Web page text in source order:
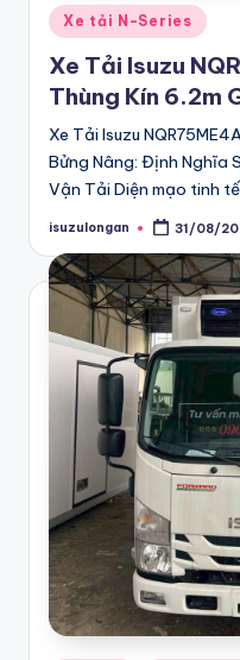
lý
Is
u
z
u
L
o
n
g
A
n
h
ậ
Posted
in
Xe tải N-Series
Xe Tải Isuzu
Thùng Kín 6.2m
Xe Tải Isuzu
Bửng Nâng: Định Nghĩa
Vận Tải Diện mạo tinh
Posted
isuzulongan 31/08/